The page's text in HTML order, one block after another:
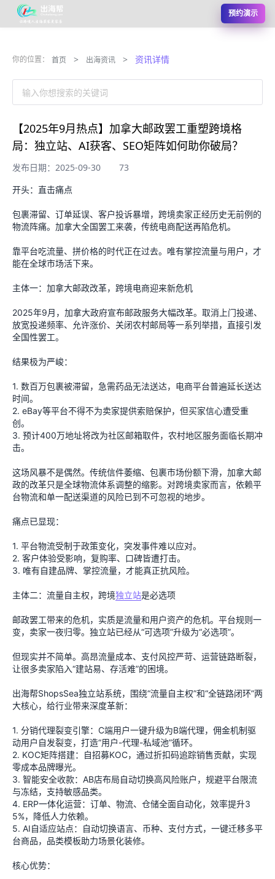
预约演示
你的位置： 首页 > 出海资讯 > 资讯详情
输入你想搜索的关键词
【2025年9月热点】加拿大邮政罢工重塑跨境格
局：独立站、AI获客、SEO矩阵如何助你破局？
发布日期：2025-09-30 73
开头：直击痛点
包裹滞留、订单延误、客户投诉暴增，跨境卖家正经历史无前例的
物流阵痛。加拿大全国罢工来袭，传统电商配送再陷危机。
靠平台吃流量、拼价格的时代正在过去。唯有掌控流量与用户，才
能在全球市场活下来。
主体一：加拿大邮政改革，跨境电商迎来新危机
2025年9月，加拿大政府宣布邮政服务大幅改革。取消上门投递、
放宽投递频率、允许涨价、关闭农村邮局等一系列举措，直接引发
全国性罢工。
结果极为严峻：
1. 数百万包裹被滞留，急需药品无法送达，电商平台普遍延长送达
时间。
2. eBay等平台不得不为卖家提供索赔保护，但买家信心遭受重
创。
3. 预计400万地址将改为社区邮箱取件，农村地区服务面临长期冲
击。
这场风暴不是偶然。传统信件萎缩、包裹市场份额下滑，加拿大邮
政的改革只是全球物流体系调整的缩影。对跨境卖家而言，依赖平
台物流和单一配送渠道的风险已到不可忽视的地步。
痛点已显现：
1. 平台物流受制于政策变化，突发事件难以应对。
2. 客户体验受影响，复购率、口碑皆遭打击。
3. 唯有自建品牌、掌控流量，才能真正抗风险。
主体二：流量自主权，跨境独立站是必选项
邮政罢工带来的危机，实质是流量和用户资产的危机。平台规则一
变，卖家一夜归零。独立站已经从“可选项”升级为“必选项”。
但现实并不简单。高昂流量成本、支付风控严苛、运营链路断裂，
让很多卖家陷入“建站易、存活难”的困境。
出海帮ShopsSea独立站系统，围绕“流量自主权”和“全链路闭环”两
大核心，给行业带来深度革新：
1. 分销代理裂变引擎：C端用户一键升级为B端代理，佣金机制驱
动用户自发裂变，打造“用户-代理-私域池”循环。
2. KOC矩阵搭建：自招募KOC，通过折扣码追踪销售贡献，实现
零成本品牌曝光。
3. 智能安全收款：AB店布局自动切换高风险账户，规避平台限流
与冻结，支持敏感品类。
4. ERP一体化运营：订单、物流、仓储全面自动化，效率提升3
5%，降低人力依赖。
5. AI自适应站点：自动切换语言、币种、支付方式，一键迁移多平
台商品，品类模板助力场景化装修。
核心优势：